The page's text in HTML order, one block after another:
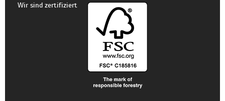
Wir sind zertifiziert